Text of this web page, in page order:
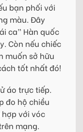
bạn phối với
màu. Đây
ca” Hàn quốc
Còn nếu chiếc
muốn sở hữu
tốt nhất đó!
áo trực tiếp.
đo hộ chiều
với vóc
mạng.